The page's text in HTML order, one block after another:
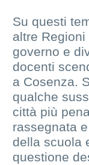
Su questi
altre
governo e
docenti
a Cosenza.
qualche
città più
rassegnata
della scuola
questione